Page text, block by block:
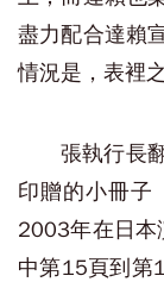
盡力配合達賴
情況是，表裡
張執行長
印贈的小冊子
2003年在日本
中第15頁到第